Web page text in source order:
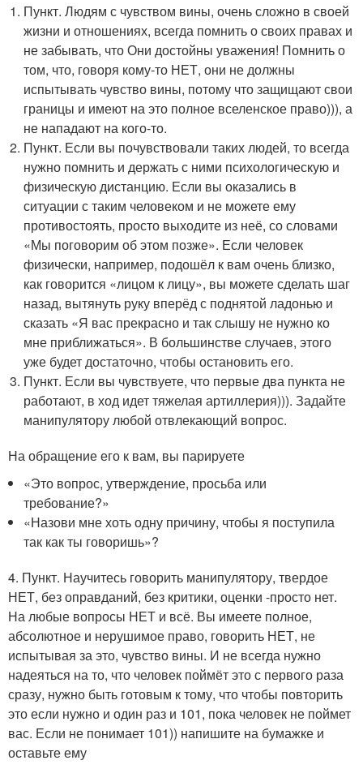
Пункт. Людям с чувством вины, очень сложно в своей
жизни и отношениях, всегда помнить о своих правах и
не забывать, что Они достойны уважения! Помнить о
том, что, говоря кому-то НЕТ, они не должны
испытывать чувство вины, потому что защищают свои
границы и имеют на это полное вселенское право))), а
не нападают на кого-то.
Пункт. Если вы почувствовали таких людей, то всегда
нужно помнить и держать с ними психологическую и
физическую дистанцию. Если вы оказались в
ситуации с таким человеком и не можете ему
противостоять, просто выходите из неё, со словами
«Мы поговорим об этом позже». Если человек
физически, например, подошёл к вам очень близко,
как говорится «лицом к лицу», вы можете сделать шаг
назад, вытянуть руку вперёд с поднятой ладонью и
сказать «Я вас прекрасно и так слышу не нужно ко
мне приближаться». В большинстве случаев, этого
уже будет достаточно, чтобы остановить его.
Пункт. Если вы чувствуете, что первые два пункта не
работают, в ход идет тяжелая артиллерия))). Задайте
манипулятору любой отвлекающий вопрос.
На обращение его к вам, вы парируете
«Это вопрос, утверждение, просьба или
требование?»
«Назови мне хоть одну причину, чтобы я поступила
так как ты говоришь»?
4. Пункт. Научитесь говорить манипулятору, твердое
НЕТ, без оправданий, без критики, оценки -просто нет.
На любые вопросы НЕТ и всё. Вы имеете полное,
абсолютное и нерушимое право, говорить НЕТ, не
испытывая за это, чувство вины. И не всегда нужно
надеяться на то, что человек поймёт это с первого раза
сразу, нужно быть готовым к тому, что чтобы повторить
это если нужно и один раз и 101, пока человек не поймет
вас. Если не понимает 101)) напишите на бумажке и
оставьте ему